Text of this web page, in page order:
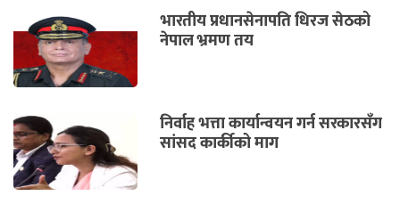
भारतीय प्रधानसेनापति धिरज सेठको
नेपाल भ्रमण तय
निर्वाह भत्ता कार्यान्वयन गर्न सरकारसँग
सांसद कार्कीको माग